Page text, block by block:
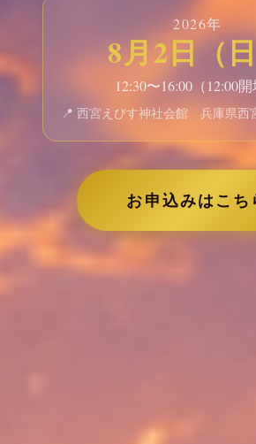
2026年
8月2日（
12:30〜16:00（12:00開
📍 西宮えびす神社会館 兵庫県西
お申込みはこち